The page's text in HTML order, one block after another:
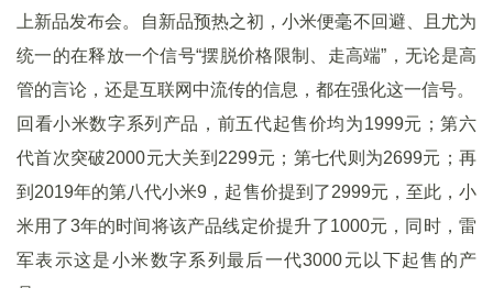
上新品发布会。自新品预热之初，小米便毫不回避、且尤为
统一的在释放一个信号“摆脱价格限制、走高端”，无论是高
管的言论，还是互联网中流传的信息，都在强化这一信号。
回看小米数字系列产品，前五代起售价均为1999元；第六
代首次突破2000元大关到2299元；第七代则为2699元；再
到2019年的第八代小米9，起售价提到了2999元，至此，小
米用了3年的时间将该产品线定价提升了1000元，同时，雷
军表示这是小米数字系列最后一代3000元以下起售的产